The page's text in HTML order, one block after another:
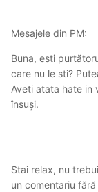
Mesajele din PM:
Buna, esti
care nu le sti?
Aveti atata hate in
însuși.
Stai relax, nu
un comentariu